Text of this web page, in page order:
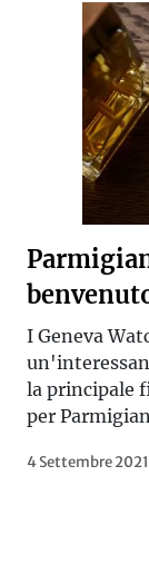
I Geneva
la principale
per
4 Settembre 2021